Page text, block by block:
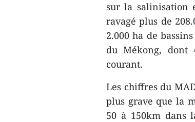
sur la salinisation
ravagé plus de
2.000 ha de
du Mékong, dont
courant.
Les chiffres du
plus grave que la
50 à 150km dans